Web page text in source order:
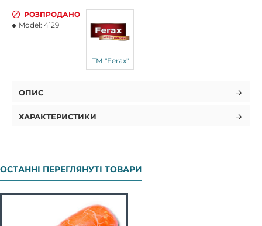
РОЗПРОДАНО
Model: 4129
ТМ "Ferax"
ОПИС
ХАРАКТЕРИСТИКИ
ОСТАННІ ПЕРЕГЛЯНУТІ ТОВАРИ